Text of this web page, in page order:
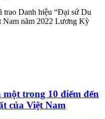
trao Danh hiệu “Đại sứ Du
Nam năm 2022 Lương Kỳ
trong 10 điểm đến
của Việt Nam